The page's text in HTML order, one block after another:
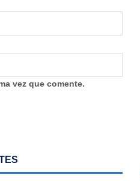
vez que comente.